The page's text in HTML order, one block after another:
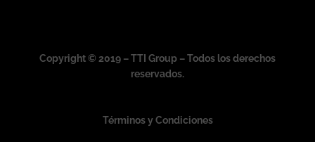
Copyright © 2019 – TTI Group – Todos los derechos
reservados.
Términos y Condiciones